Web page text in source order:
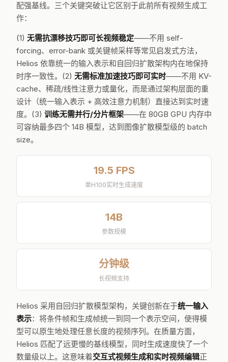
配强基线。三个关键突破让它区别于此前所有视频生成工
作：
(1) 无需抗漂移技巧即可长视频稳定——不用 self-
forcing、error-bank 或关键帧采样等常见启发式方法，
Helios 依靠统一的输入表示和自回归扩散架构内在地保持
时序一致性。(2) 无需标准加速技巧即可实时——不用 KV-
cache、稀疏/线性注意力或量化，而是通过架构层面的重
设计（统一输入表示 + 高效注意力机制）直接达到实时速
度。(3) 训练无需并行/分片框架——在 80GB GPU 内存中
可容纳最多四个 14B 模型，达到图像扩散模型级的 batch
size。
19.5 FPS
单H100实时生成速度
14B
参数规模
分钟级
长视频支持
Helios 采用自回归扩散模型架构，关键创新在于统一输入
表示：将条件帧和生成帧统一到同一个表示空间，使得模
型可以原生地处理任意长度的视频序列。在质量方面，
Helios 匹配了远更慢的基线模型，同时生成速度快了一个
数量级以上。这意味着交互式视频生成和实时视频编辑正